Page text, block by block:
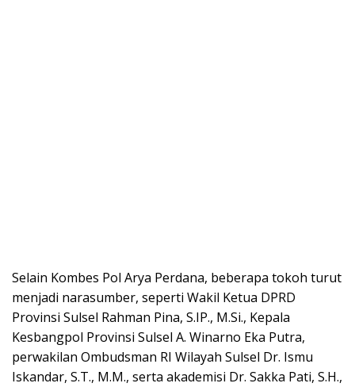
Selain Kombes Pol Arya Perdana, beberapa tokoh turut
menjadi narasumber, seperti Wakil Ketua DPRD
Provinsi Sulsel Rahman Pina, S.IP., M.Si., Kepala
Kesbangpol Provinsi Sulsel A. Winarno Eka Putra,
perwakilan Ombudsman RI Wilayah Sulsel Dr. Ismu
Iskandar, S.T., M.M., serta akademisi Dr. Sakka Pati, S.H.,